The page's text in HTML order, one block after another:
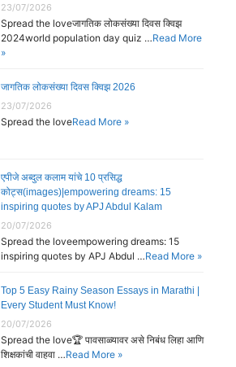
23/07/2026
Spread the loveजागतिक लोकसंख्या दिवस क्विझ
2024world population day quiz …Read More
»
जागतिक लोकसंख्या दिवस क्विझ 2026
23/07/2026
Spread the loveRead More »
एपीजे अब्दुल कलाम यांचे 10 प्रसिद्ध
कोट्स(images)|empowering dreams: 15
inspiring quotes by APJ Abdul Kalam
20/07/2026
Spread the loveempowering dreams: 15
inspiring quotes by APJ Abdul …Read More »
Top 5 Easy Rainy Season Essays in Marathi |
Every Student Must Know!
20/07/2026
Spread the love🏆 पावसाळ्यावर असे निबंध लिहा आणि
शिक्षकांची वाहवा …Read More »